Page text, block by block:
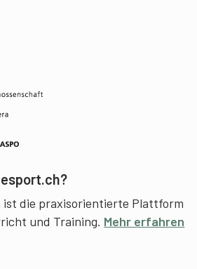
ist die praxisorientierte Plattform
und Training. Mehr erfahren